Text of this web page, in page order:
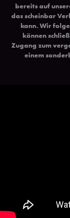
bereits auf
das scheinbar
kann. Wir
können
Zugang zum
einem